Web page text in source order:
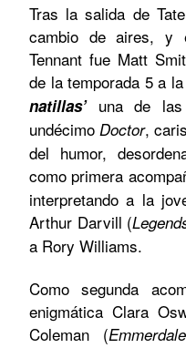
Tras la salida de
cambio de aires, y
Tennant fue Matt
de la temporada 5 a
natillas’una de las
undécimo Doctor,
del humor,
como primera
interpretando a la
Arthur Darvill (
a Rory Williams.
Como segunda
enigmática Clara
Coleman (